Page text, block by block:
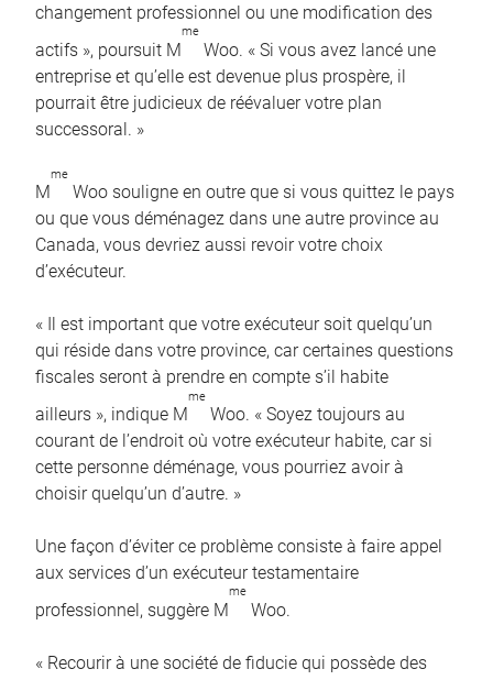
changement professionnel ou une modification des
actifs », poursuit M
me
Woo. « Si vous avez lancé une
entreprise et qu’elle est devenue plus prospère, il
pourrait être judicieux de réévaluer votre plan
successoral. »
M
me
Woo souligne en outre que si vous quittez le pays
ou que vous déménagez dans une autre province au
Canada, vous devriez aussi revoir votre choix
d’exécuteur.
« Il est important que votre exécuteur soit quelqu’un
qui réside dans votre province, car certaines questions
fiscales seront à prendre en compte s’il habite
ailleurs », indique M
me
Woo. « Soyez toujours au
courant de l’endroit où votre exécuteur habite, car si
cette personne déménage, vous pourriez avoir à
choisir quelqu’un d’autre. »
Une façon d’éviter ce problème consiste à faire appel
aux services d’un exécuteur testamentaire
professionnel, suggère M
me
Woo.
« Recourir à une société de fiducie qui possède des